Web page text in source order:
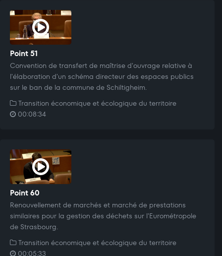
Point 51
Convention de transfert de maîtrise d'ouvrage relative à
l'élaboration d'un schéma directeur des espaces publics
sur le ban de la commune de Schiltigheim.
Transition économique et écologique du territoire
00:08:34
Point 60
Renouvellement de marchés et marché de prestations
similaires pour la gestion des déchets sur l'Eurométropole
de Strasbourg.
Transition économique et écologique du territoire
00:05:33